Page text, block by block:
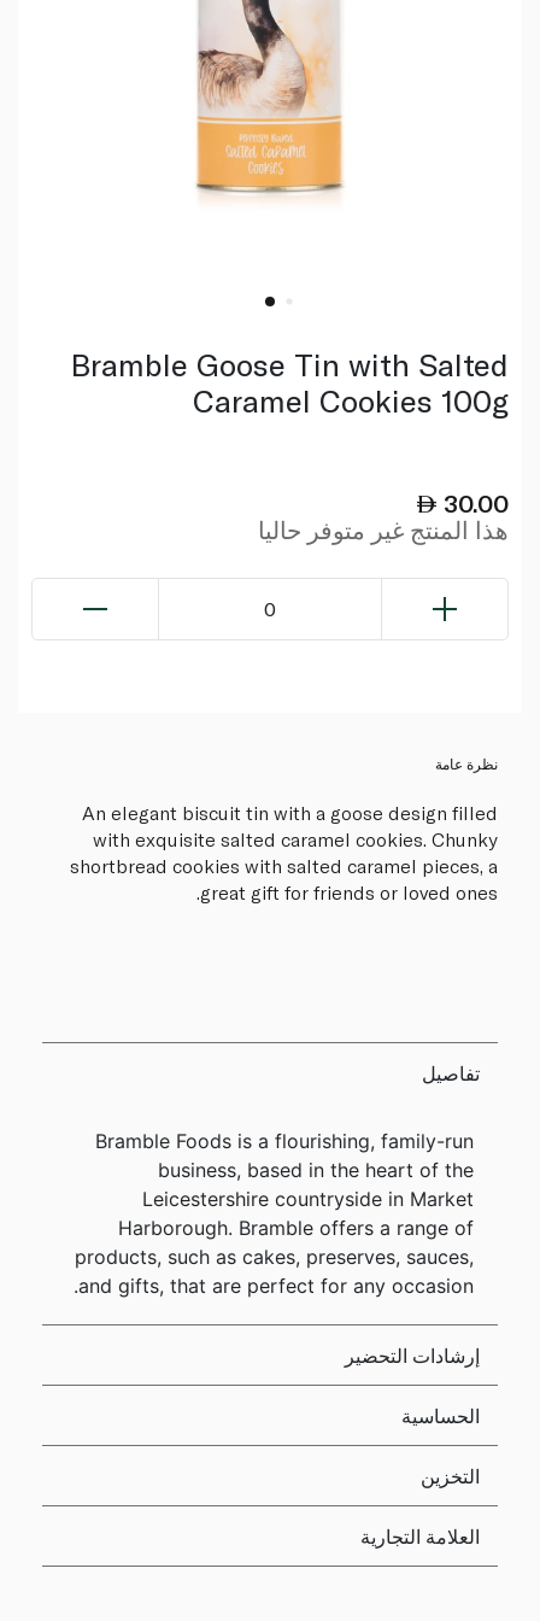
Bramble Goose Tin with Salted
Caramel Cookies 100g
30.00
هذا المنتج غير متوفر حاليا
0
نظرة عامة
An elegant biscuit tin with a goose design filled
with exquisite salted caramel cookies. Chunky
shortbread cookies with salted caramel pieces, a
great gift for friends or loved ones.
تفاصيل
Bramble Foods is a flourishing, family-run
business, based in the heart of the
Leicestershire countryside in Market
Harborough. Bramble offers a range of
products, such as cakes, preserves, sauces,
and gifts, that are perfect for any occasion.
إرشادات التحضير
الحساسية
التخزين
العلامة التجارية